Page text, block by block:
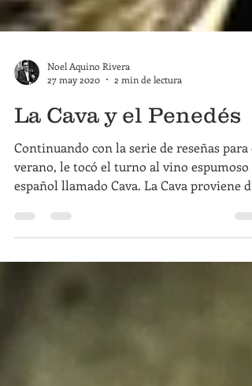
27 may 2020
2 min de lectura
La Cava y el Penedés
Continuando con la serie de reseñas para
español llamado Cava. La Cava proviene de
Cataluña,...